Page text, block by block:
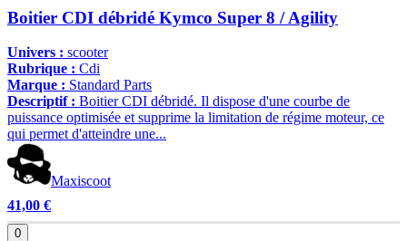
Boitier CDI débridé Kymco Super 8 / Agility
Univers : scooter
Rubrique : Cdi
Marque : Standard Parts
Descriptif : Boitier CDI débridé. Il dispose d'une courbe de
puissance optimisée et supprime la limitation de régime moteur, ce
qui permet d'atteindre une...
Maxiscoot
41,00 €
0